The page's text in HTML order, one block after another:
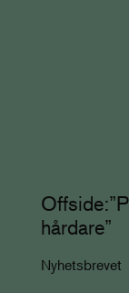
hårdare”
Nyhetsbrevet